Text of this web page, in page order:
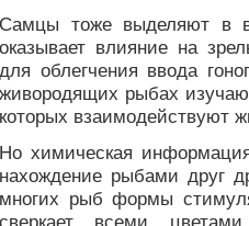
Самцы тоже выделяют в
оказывает влияние на
для облегчения ввода
живородящих рыбах
которых взаимодействуют
Но химическая
нахождение рыбами друг
многих рыб формы
сверкает всеми